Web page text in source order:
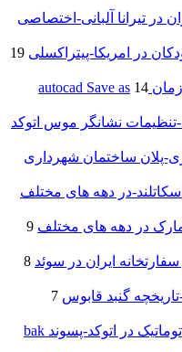
تیرانا آلبانی-اختصاصی
در امریکا-پیتراکسلی 19
14
نشانگر موس اتوکد
پلان ساختمان شهرداری
در دهه های مختلف
در دهه های مختلف 9
ایران در سوئد 8
گنبد قابوس 7
فعال یا غیر فعال کردن ذخیره اتوماتیک در اتوکد-پسوند bak